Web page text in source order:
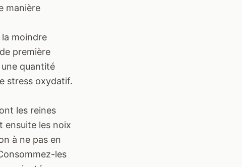
manière
moindre
première
quantité
stress oxydatif.
les reines
ensuite les noix
à ne pas en
les